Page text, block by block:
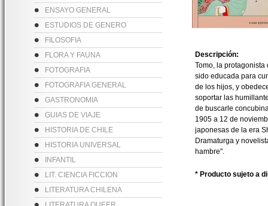
ENSAYO GENERAL
ESTUDIOS DE GENERO
FILOSOFIA
FLORA Y FAUNA
FOTOGRAFIA
FOTOGRAFIA GENERAL
GASTRONOMIA
GUIAS DE VIAJE
HISTORIA DE CHILE
HISTORIA UNIVERSAL
INFANTIL
LIT. CIENCIA FICCION
LITERATURA CHILENA
Descripción:
Tomo, la
sido educada para
de los hijos, y
soportar las
de buscarle
1905 a 12 de
japonesas de la era
Dramaturga y
hambre".
* Producto sujeto a